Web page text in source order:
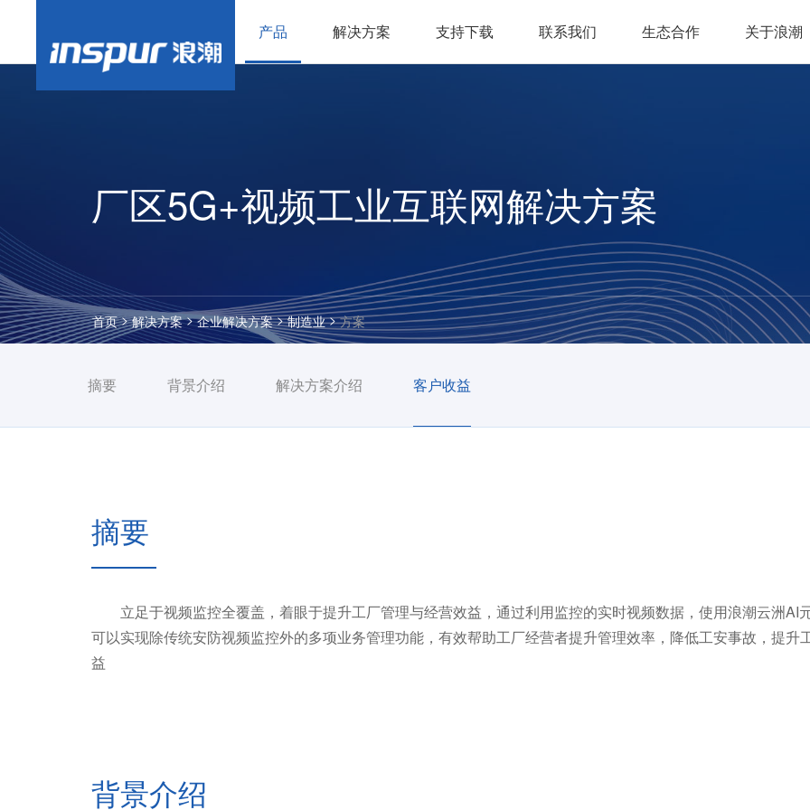
产品 解决方案 支持下载 联系我们 生态合作 关于浪潮
厂区5G+视频工业互联网解决方案
首页>解决方案>企业解决方案>制造业>方案
摘要 背景介绍 解决方案介绍 客户收益
摘要
立足于视频监控全覆盖，着眼于提升工厂管理与经营效益，通过利用监控的实时视频数据，使用浪潮云洲AI
可以实现除传统安防视频监控外的多项业务管理功能，有效帮助工厂经营者提升管理效率，降低工安事故，提升
益
背景介绍